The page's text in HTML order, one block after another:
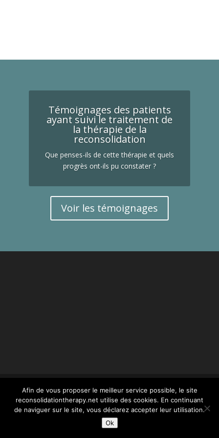
Témoignages des patients
ayant suivi le traitement de
la thérapie de la
reconsolidation
Que penses-ils de cette thérapie et quels
progrès ont-ils pu constater ?
Voir les témoignages
© reconsolidationtherapy.com - 2022 Tous droits
réservés -mentions légales- conception Webstim :
olivier.picard@webstim.com
Afin de vous proposer le meilleur service possible, le site
reconsolidationtherapy.net utilise des cookies. En continuant
de naviguer sur le site, vous déclarez accepter leur utilisation.
Ok